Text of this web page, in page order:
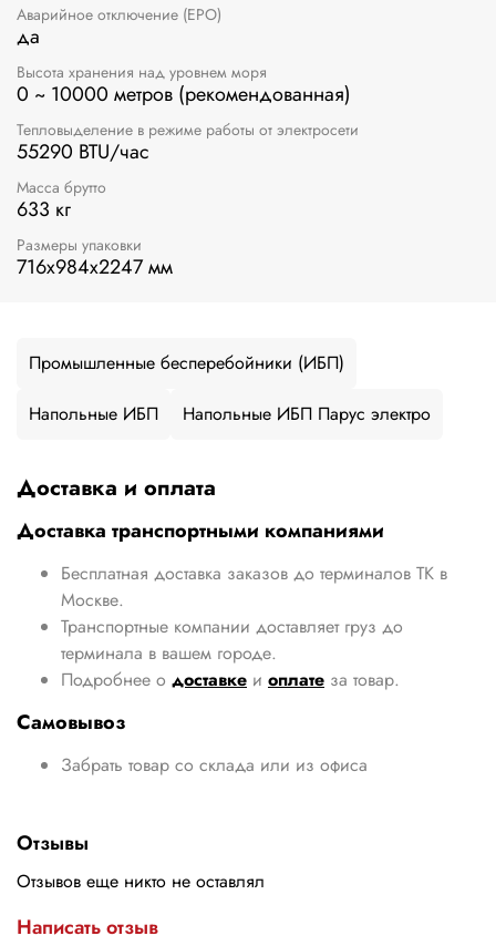
Аварийное отключение (EPO)
да
Высота хранения над уровнем моря
0 ~ 10000 метров (рекомендованная)
Тепловыделение в режиме работы от электросети
55290 BTU/час
Масса брутто
633 кг
Размеры упаковки
716х984х2247 мм
Промышленные бесперебойники (ИБП)
Напольные ИБП
Напольные ИБП Парус электро
Доставка и оплата
Доставка транспортными компаниями
Бесплатная доставка заказов до терминалов ТК в
Москве.
Транспортные компании доставляет груз до
терминала в вашем городе.
Подробнее о доставке и оплате за товар.
Самовывоз
Забрать товар со склада или из офиса
Отзывы
Отзывов еще никто не оставлял
Написать отзыв